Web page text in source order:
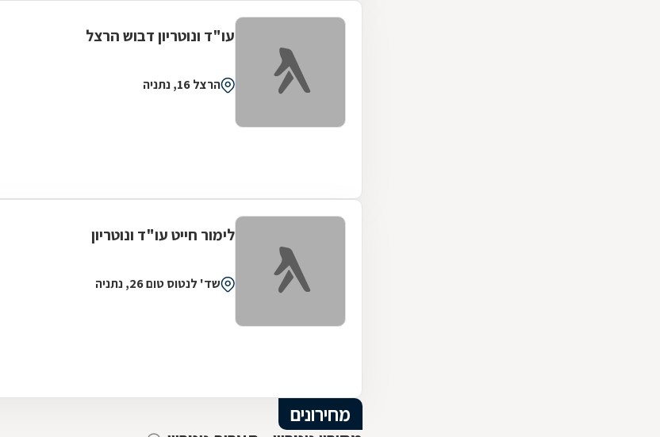
עו"ד ונוטריון דבוש הרצל
הרצל 16, נתניה
לימור חייט עו"ד ונוטריון
שד' לנטוס טום 26, נתניה
מחירונים